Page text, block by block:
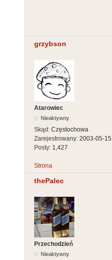
grzybson
Atarowiec
Nieaktywny
Skąd: Częstochowa
Zarejestrowany: 2003-05-15
Posty: 1,427
Strona
thePalec
Przechodzień
Nieaktywny